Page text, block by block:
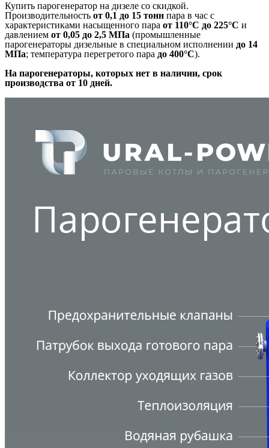
Купить парогенератор на дизеле со скидкой.
Производительность от 0,1 до 15 тонн пара в час с
характеристиками насыщенного пара от 110°C до 225°C и
давлением от 0,05 до 2,5 МПа (промышленные
парогенераторы дизельные в специальном исполнении до 14
МПа; температура перегретого пара до 400°C).
На парогенераторы, которых нет в наличии, срок
производства от 10 дней.